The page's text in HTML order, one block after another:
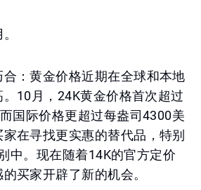
：黄金价格近期在全球和本地
10月，24K黄金价格首次超过
国际价格更超过每盎司4300美
在寻找更实惠的替代品，特别
中。现在随着14K的官方定价
买家开辟了新的机会。